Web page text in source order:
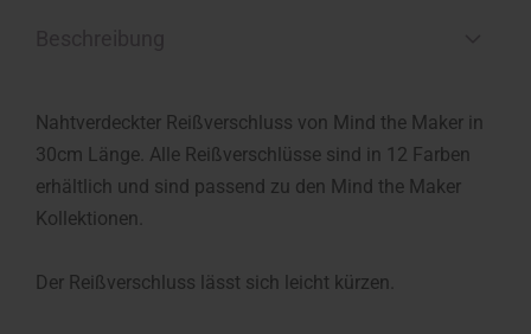
Nahtverdeckter Reißverschluss von Mind the Maker in
30cm Länge. Alle Reißverschlüsse sind in 12 Farben
erhältlich und sind passend zu den Mind the Maker
Kollektionen.
Der Reißverschluss lässt sich leicht kürzen.